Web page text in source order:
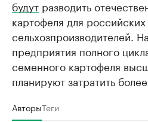
будут разводить
картофеля для российских
сельхозпроизводителей.
предприятия полного
семенного картофеля
планируют затратить
АвторыТеги